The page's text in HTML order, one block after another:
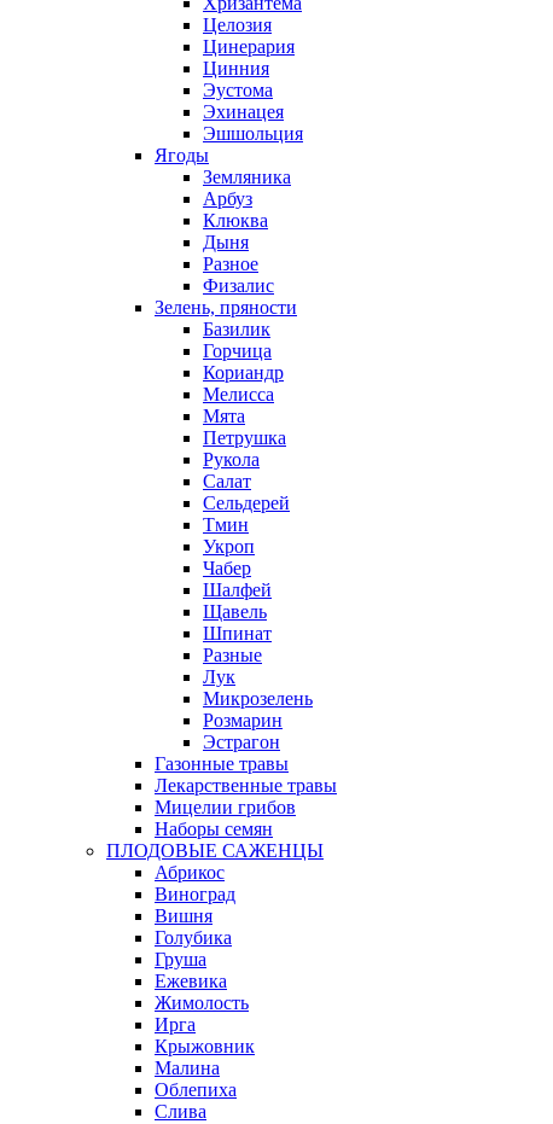
Целозия
Цинерария
Цинния
Эустома
Эхинацея
Эшшольция
Ягоды
Земляника
Арбуз
Клюква
Дыня
Разное
Физалис
Зелень, пряности
Базилик
Горчица
Кориандр
Мелисса
Мята
Петрушка
Рукола
Салат
Сельдерей
Тмин
Укроп
Чабер
Шалфей
Щавель
Шпинат
Разные
Лук
Микрозелень
Розмарин
Эстрагон
Газонные травы
Лекарственные травы
Мицелии грибов
Наборы семян
ПЛОДОВЫЕ САЖЕНЦЫ
Абрикос
Виноград
Вишня
Голубика
Груша
Ежевика
Жимолость
Ирга
Крыжовник
Малина
Облепиха
Слива